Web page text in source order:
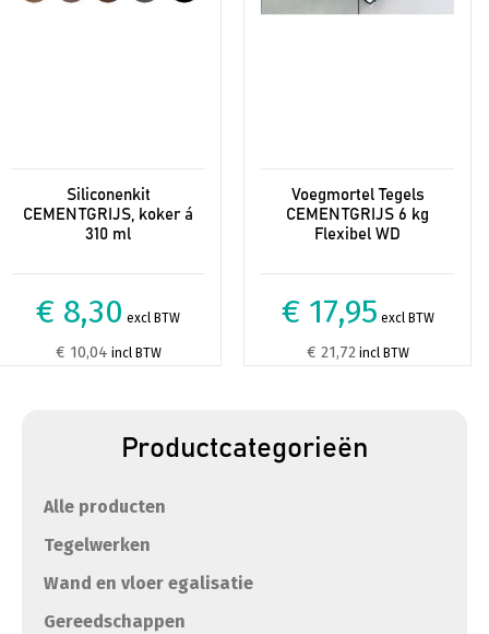
Siliconenkit
CEMENTGRIJS, koker á
310 ml
€ 8,30 excl BTW
€ 10,04 incl BTW
Voegmortel Tegels
CEMENTGRIJS 6 kg
Flexibel WD
€ 17,95 excl BTW
€ 21,72 incl BTW
Productcategorieën
Alle producten
Tegelwerken
Wand en vloer egalisatie
Gereedschappen